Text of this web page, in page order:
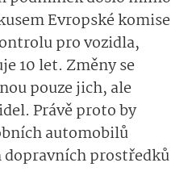
Evropské komise
pro vozidla,
10 let. Změny se
pouze jich, ale
Právě proto by
automobilů
prostředků